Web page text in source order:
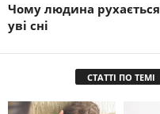
Чому людина рухається
уві сні
СТАТТІ ПО ТЕМІ